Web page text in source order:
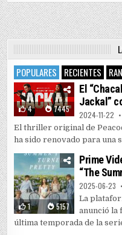
POPULARES
RECIENTES
4 7445
El
Jackal”
2024-11-22
El thriller original de
ha sido renovado para una
1 5157
Prime
“The
2025-06-23
La
anunció la
última temporada de la